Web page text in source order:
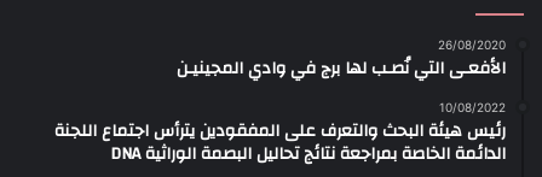
26/08/2020
الأفعـى التي نُصـب لها برج في وادي المجينيـن
10/08/2022
رئيس هيئة البحث والتعرف على المفقودين يترأس اجتماع اللجنة
الدائمة الخاصة بمراجعة نتائج تحاليل البصمة الوراثية DNA